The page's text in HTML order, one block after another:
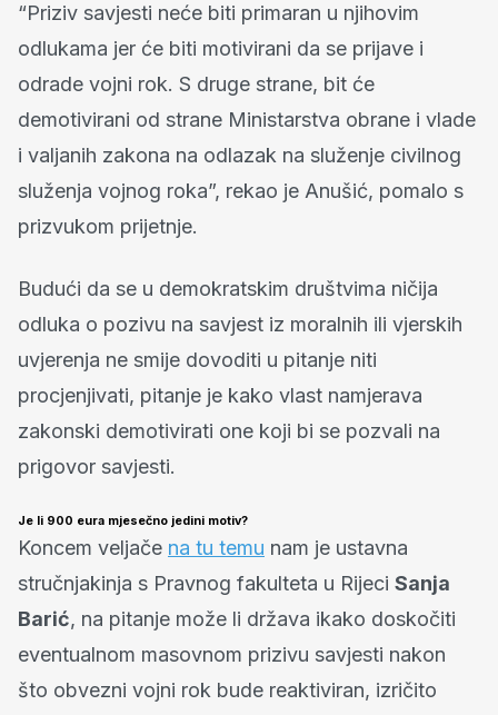
“Priziv savjesti neće biti primaran u njihovim
odlukama jer će biti motivirani da se prijave i
odrade vojni rok. S druge strane, bit će
demotivirani od strane Ministarstva obrane i vlade
i valjanih zakona na odlazak na služenje civilnog
služenja vojnog roka”, rekao je Anušić, pomalo s
prizvukom prijetnje.
Budući da se u demokratskim društvima ničija
odluka o pozivu na savjest iz moralnih ili vjerskih
uvjerenja ne smije dovoditi u pitanje niti
procjenjivati, pitanje je kako vlast namjerava
zakonski demotivirati one koji bi se pozvali na
prigovor savjesti.
Je li 900 eura mjesečno jedini motiv?
Koncem veljače na tu temu nam je ustavna
stručnjakinja s Pravnog fakulteta u Rijeci Sanja
Barić, na pitanje može li država ikako doskočiti
eventualnom masovnom prizivu savjesti nakon
što obvezni vojni rok bude reaktiviran, izričito